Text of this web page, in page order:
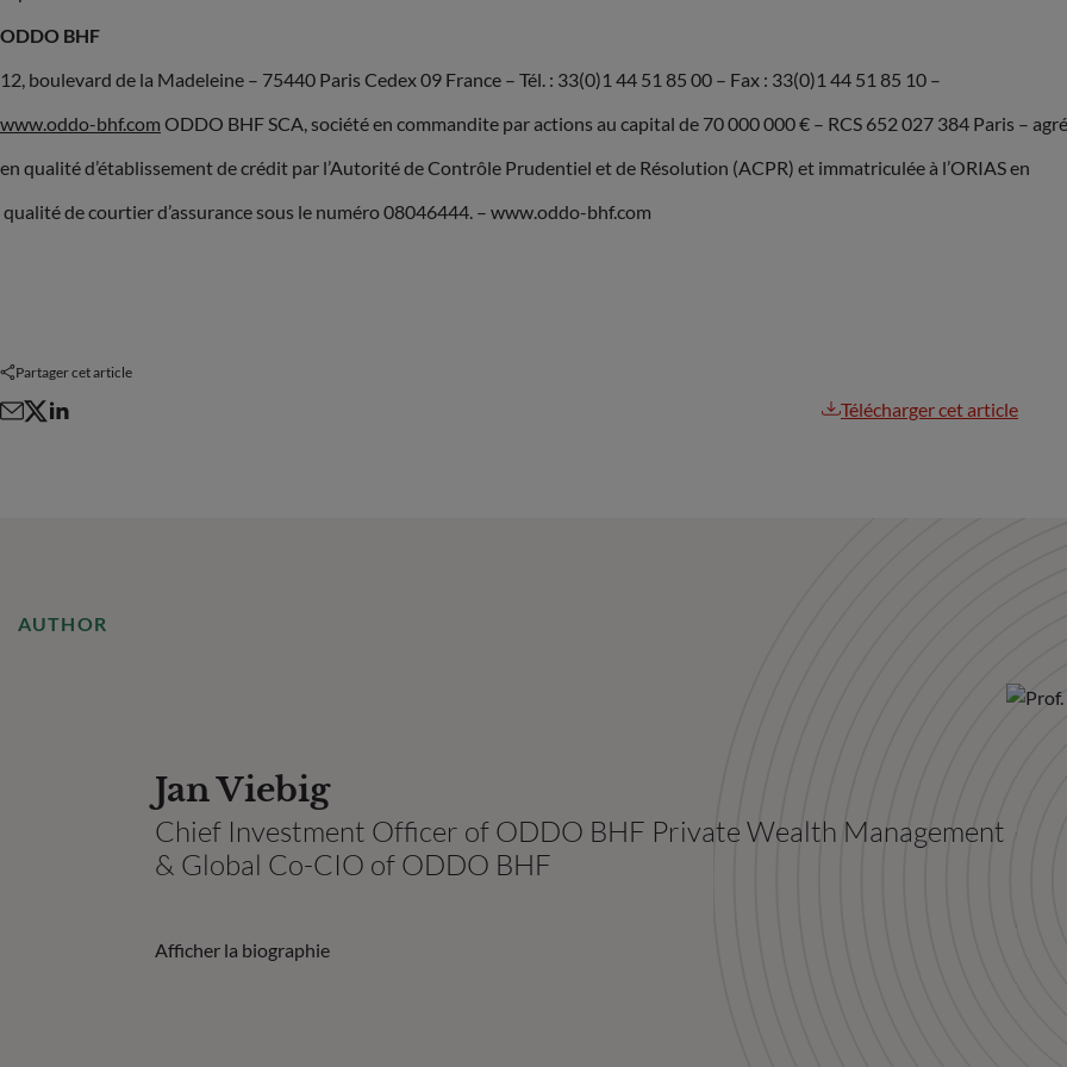
ODDO BHF
12, boulevard de la Madeleine – 75440 Paris Cedex 09 France – Tél. : 33(0)1 44 51 85 00 – Fax : 33(0)1 44 51 85 10 –
www.oddo-bhf.com ODDO BHF SCA, société en commandite par actions au capital de 70 000 000 € – RCS 652 027 384 Paris –
en qualité d’établissement de crédit par l’Autorité de Contrôle Prudentiel et de Résolution (ACPR) et immatriculée à l’ORIAS en
qualité de courtier d’assurance sous le numéro 08046444. – www.oddo-bhf.com
Partager cet article
Télécharger cet article
AUTHOR
Jan Viebig
Chief Investment Officer of ODDO BHF Private Wealth Management
& Global Co-CIO of ODDO BHF
Afficher la biographie